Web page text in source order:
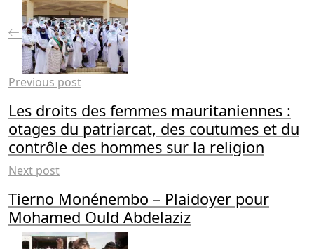
Previous post
Les droits des femmes mauritaniennes :
otages du patriarcat, des coutumes et du
contrôle des hommes sur la religion
Next post
Tierno Monénembo – Plaidoyer pour
Mohamed Ould Abdelaziz